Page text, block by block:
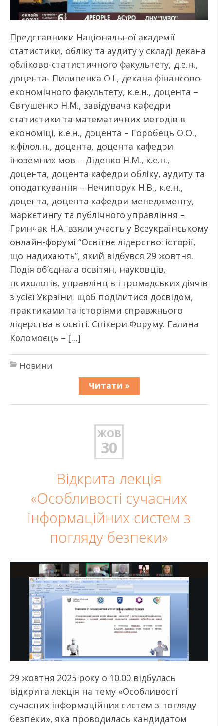
Представники Національної академії
статистики, обліку та аудиту у складі декана
обліково-статистичного факультету, д.е.н.,
доцента- Пилипенка О.І., декана фінансово-
економічного факультету, к.е.н., доцента –
Євтушенко Н.М., завідувача кафедри
статистики та математичних методів в
економіці, к.е.н., доцента – Горобець О.О.,
к.філол.н., доцента, доцента кафедри
іноземних мов – Діденко Н.М., к.е.н.,
доцента, доцента кафедри обліку, аудиту та
оподаткування – Нечипорук Н.В., к.е.н.,
доцента, доцента кафедри менеджменту,
маркетингу та публічного управління –
Гринчак Н.А. взяли участь у Всеукраїнському
онлайн-форумі “Освітнє лідерство: історії,
що надихають”, який відбувся 29 жовтня.
Подія об’єднала освітян, науковців,
психологів, управлінців і громадських діячів
з усієї України, щоб поділитися досвідом,
практиками та історіями справжнього
лідерства в освіті. Спікери Форуму: Галина
Коломоєць – […]
Новини
Читати »
ЖОВ
30
Відкрита лекція
«Особливості сучасних
інформаційних систем з
погляду безпеки»
29 жовтня 2025 року о 10.00 відбулась
відкрита лекція на тему «Особливості
сучасних інформаційних систем з погляду
безпеки», яка проводилась кандидатом